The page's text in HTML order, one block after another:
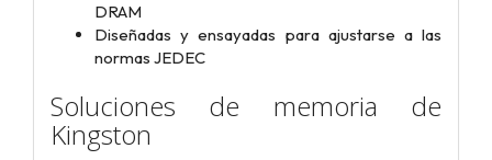
DRAM
Diseñadas y ensayadas para ajustarse a las
normas JEDEC
Soluciones de memoria de
Kingston